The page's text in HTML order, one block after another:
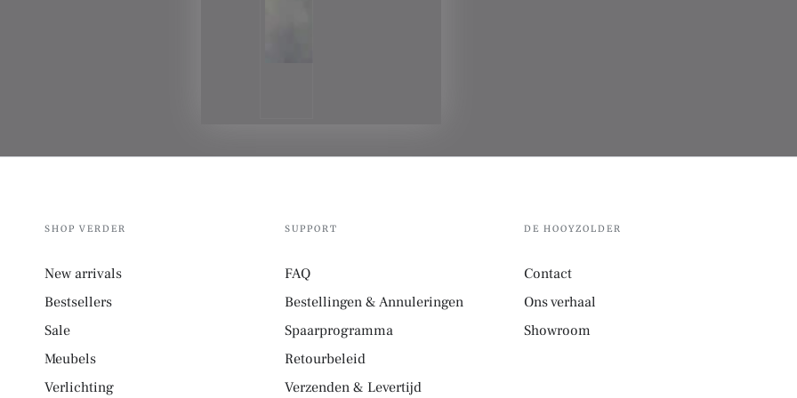
SHOP VERDER
New arrivals
Bestsellers
Sale
Meubels
Verlichting
SUPPORT
FAQ
Bestellingen & Annuleringen
Spaarprogramma
Retourbeleid
Verzenden & Levertijd
DE HOOYZOLDER
Contact
Ons verhaal
Showroom